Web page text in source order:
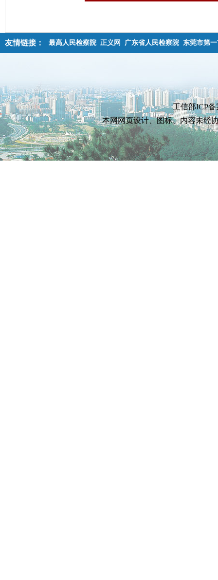
友情链接： 最高人民检察院 正义网 广东省人民检察院 东莞市第
工信部ICP
本网网页设计、图标、内容未经